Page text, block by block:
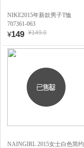
NIKE2015年新款男子T恤
707361-063
¥149 ¥149.0
NAINGIRL 2015女士白色简约